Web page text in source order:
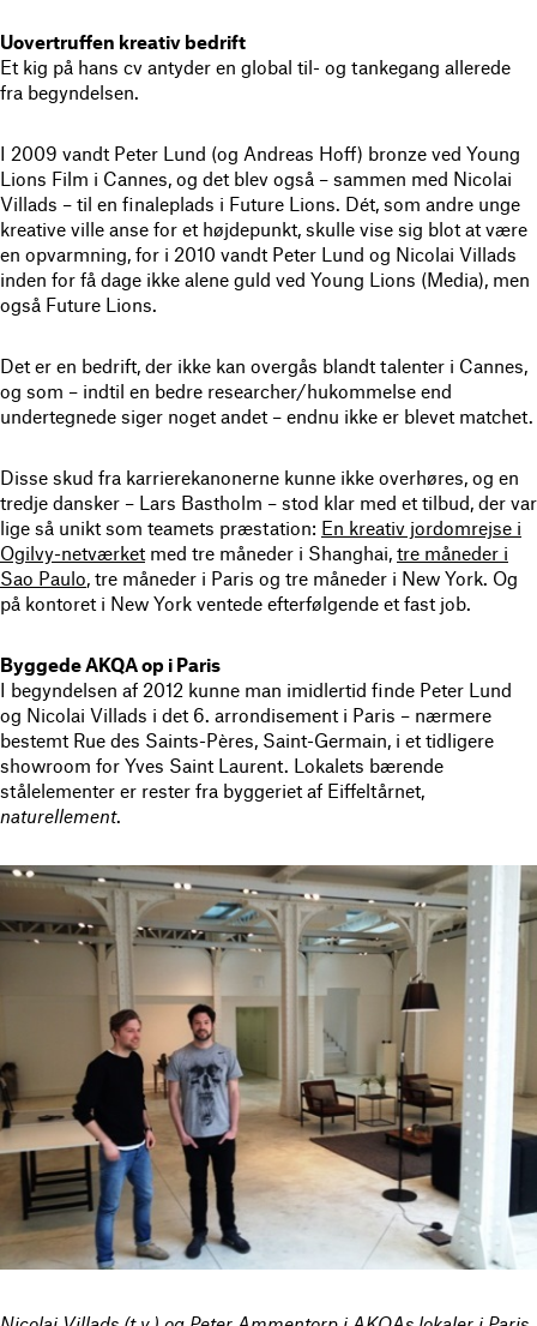
Uovertruffen kreativ bedrift
Et kig på hans cv antyder en global til- og tankegang allerede
fra begyndelsen.
I 2009 vandt Peter Lund (og Andreas Hoff) bronze ved Young
Lions Film i Cannes, og det blev også – sammen med Nicolai
Villads – til en finaleplads i Future Lions. Dét, som andre unge
kreative ville anse for et højdepunkt, skulle vise sig blot at være
en opvarmning, for i 2010 vandt Peter Lund og Nicolai Villads
inden for få dage ikke alene guld ved Young Lions (Media), men
også Future Lions.
Det er en bedrift, der ikke kan overgås blandt talenter i Cannes,
og som – indtil en bedre researcher/hukommelse end
undertegnede siger noget andet – endnu ikke er blevet matchet.
Disse skud fra karrierekanonerne kunne ikke overhøres, og en
tredje dansker – Lars Bastholm – stod klar med et tilbud, der var
lige så unikt som teamets præstation: En kreativ jordomrejse i
Ogilvy-netværket med tre måneder i Shanghai, tre måneder i
Sao Paulo, tre måneder i Paris og tre måneder i New York. Og
på kontoret i New York ventede efterfølgende et fast job.
Byggede AKQA op i Paris
I begyndelsen af 2012 kunne man imidlertid finde Peter Lund
og Nicolai Villads i det 6. arrondisement i Paris – nærmere
bestemt Rue des Saints-Pères, Saint-Germain, i et tidligere
showroom for Yves Saint Laurent. Lokalets bærende
stålelementer er rester fra byggeriet af Eiffeltårnet,
naturellement.